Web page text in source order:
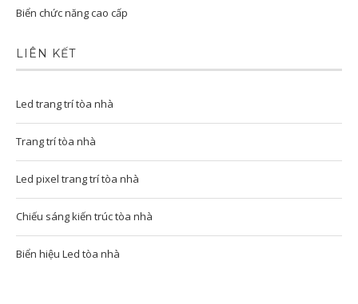
Biển chức năng cao cấp
LIÊN KẾT
Led trang trí tòa nhà
Trang trí tòa nhà
Led pixel trang trí tòa nhà
Chiếu sáng kiến trúc tòa nhà
Biển hiệu Led tòa nhà